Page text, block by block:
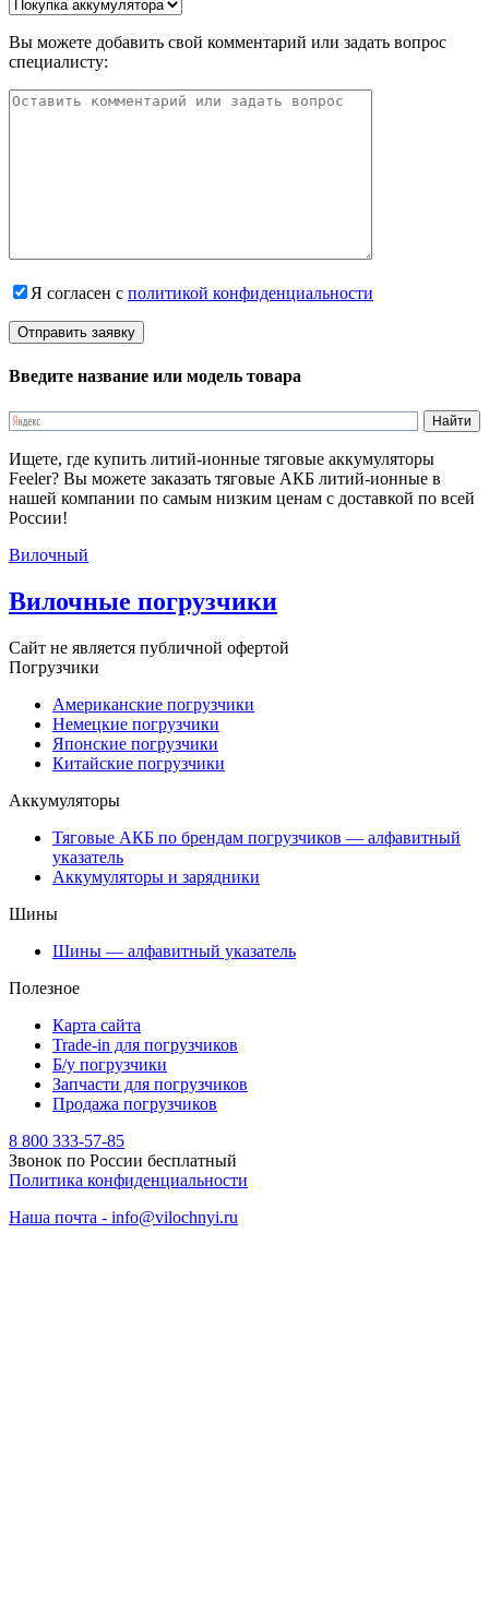
Вы можете добавить свой комментарий или задать вопрос
специалисту:
Я согласен с политикой конфиденциальности
Введите название или модель товара
Ищете, где купить литий-ионные тяговые аккумуляторы
Feeler? Вы можете заказать тяговые АКБ литий-ионные в
нашей компании по самым низким ценам с доставкой по всей
России!
Вилочный
Вилочные погрузчики
Сайт не является публичной офертой
Погрузчики
Американские погрузчики
Немецкие погрузчики
Японские погрузчики
Китайские погрузчики
Аккумуляторы
Тяговые АКБ по брендам погрузчиков — алфавитный
указатель
Аккумуляторы и зарядники
Шины
Шины — алфавитный указатель
Полезное
Карта сайта
Trade-in для погрузчиков
Б/у погрузчики
Запчасти для погрузчиков
Продажа погрузчиков
8 800 333-57-85
Звонок по России бесплатный
Политика конфиденциальности
Наша почта - info@vilochnyi.ru